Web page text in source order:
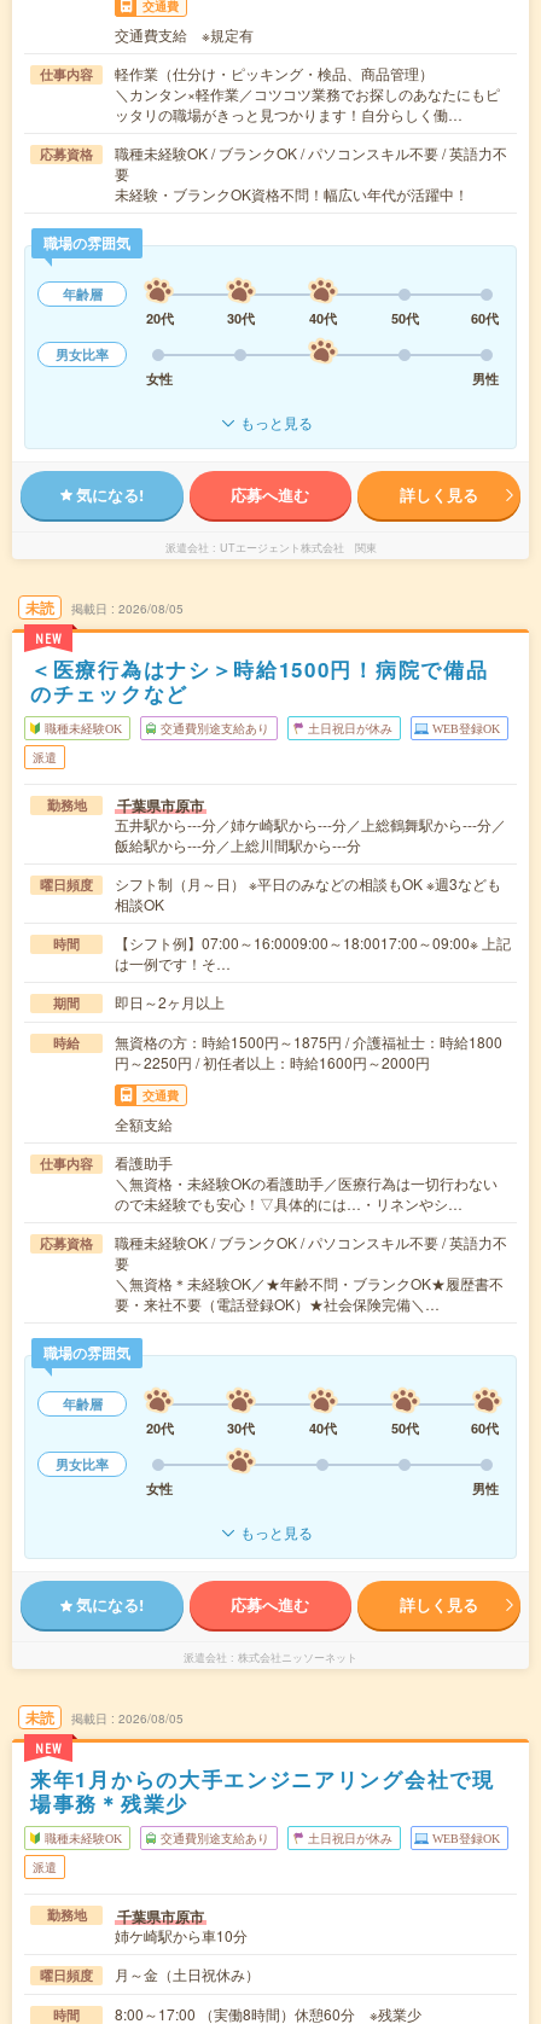
交通費
交通費支給 ※規定有
仕事内容
軽作業（仕分け・ピッキング・検品、商品管理）
＼カンタン×軽作業／コツコツ業務でお探しのあなたにもピ
ッタリの職場がきっと見つかります！自分らしく働…
応募資格
職種未経験OK / ブランクOK / パソコンスキル不要 / 英語力不
要
未経験・ブランクOK資格不問！幅広い年代が活躍中！
職場の雰囲気
年齢層
20代
30代 40代 50代
60代
男女比率
女性
男性
もっと見る
気になる! 応募へ進む 詳しく見る
派遣会社 UTエージェント株式会社 関東
未読
NEW
掲載日 2026/08/05
＜医療行為はナシ＞時給1500円！病院で備品
のチェックなど
職種未経験OK 交通費別途支給あり 土日祝日が休み WEB登録OK
派遣
勤務地 千葉県市原市
五井駅から---分／姉ケ崎駅から---分／上総鶴舞駅から---分／
飯給駅から---分／上総川間駅から---分
曜日頻度
シフト制（月～日） ※平日のみなどの相談もOK ※週3なども
相談OK
時間
【シフト例】07:00～16:0009:00～18:0017:00～09:00※ 上記
は一例です！そ…
期間 即日～2ヶ月以上
時給
無資格の方：時給1500円～1875円 / 介護福祉士：時給1800
円～2250円 / 初任者以上：時給1600円～2000円
交通費
全額支給
仕事内容
看護助手
＼無資格・未経験OKの看護助手／医療行為は一切行わない
ので未経験でも安心！▽具体的には…・リネンやシ…
応募資格
職種未経験OK / ブランクOK / パソコンスキル不要 / 英語力不
要
＼無資格＊未経験OK／★年齢不問・ブランクOK★履歴書不
要・来社不要（電話登録OK）★社会保険完備＼…
職場の雰囲気
年齢層
20代
30代 40代 50代
60代
男女比率
女性
男性
もっと見る
気になる! 応募へ進む 詳しく見る
派遣会社 株式会社ニッソーネット
未読
NEW
掲載日 2026/08/05
来年1月からの大手エンジニアリング会社で現
場事務＊残業少
職種未経験OK 交通費別途支給あり 土日祝日が休み WEB登録OK
派遣
勤務地 千葉県市原市
姉ケ崎駅から車10分
曜日頻度 月～金（土日祝休み）
時間 8:00～17:00 （実働8時間）休憩60分 ※残業少